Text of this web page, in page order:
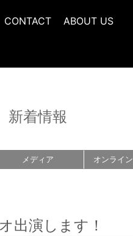
CONTACT
ABOUT US
新着情報
メディア オンライン
出演します！